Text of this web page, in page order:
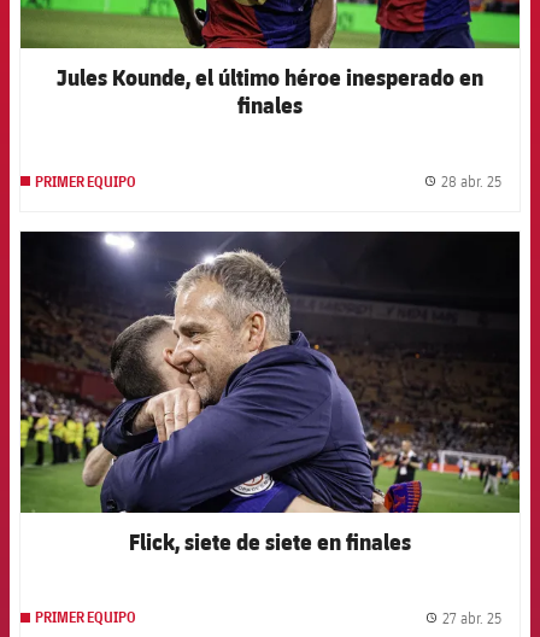
Jules Kounde, el último héroe inesperado en
finales
PRIMER EQUIPO 28 abr. 25
FCB Barcelona badge
Flick, siete de siete en finales
PRIMER EQUIPO 27 abr. 25